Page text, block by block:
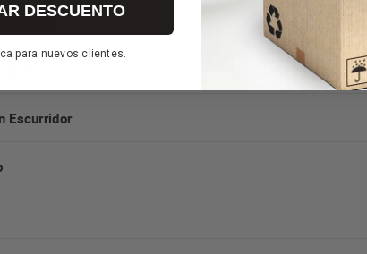
grey
Escurridor
DESCUENTO
para nuevos clientes.